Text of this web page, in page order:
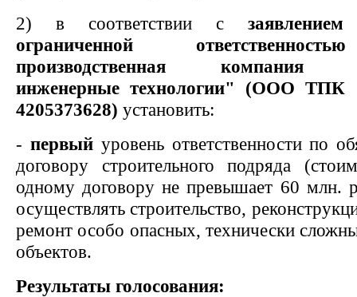
2) в соответствии с
ограниченной
производственная компания
инженерные технологии" (ООО
4205373628) установить:
- первыйуровень ответственности по
договору строительного подряда
одному договору не превышает 60 млн.
осуществлять строительство,
ремонт особо опасных, технически
объектов.
Результаты голосования: